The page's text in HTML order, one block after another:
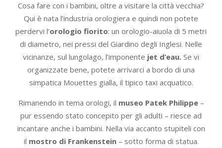
Cosa fare con i bambini, oltre a visitare la città vecchia?
Qui è nata l’industria orologiera e quindi non potete
perdervi l’orologio fiorito: un orologio-aiuola di 5 metri
di diametro, nei pressi del Giardino degli Inglesi. Nelle
vicinanze, sul lungolago, l’imponente jet d’eau. Se vi
organizzate bene, potete arrivarci a bordo di una
simpatica Mouettes gialla, il tipico taxi acquatico.
Rimanendo in tema orologi, il museo Patek Philippe –
pur essendo stato concepito per gli adulti – riesce ad
incantare anche i bambini. Nella via accanto stupiteli con
il mostro di Frankenstein – sotto forma di statua.